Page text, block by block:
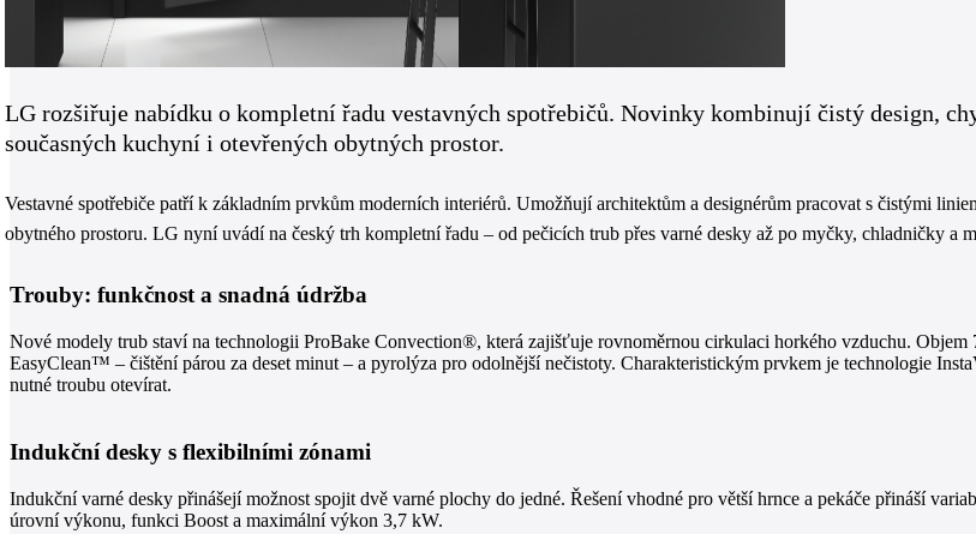
LG rozšiřuje nabídku o kompletní řadu vestavných spotřebičů. Novinky kombinují čistý design,
současných kuchyní i otevřených obytných prostor.
Vestavné spotřebiče patří k základním prvkům moderních interiérů. Umožňují architektům a designérům pracovat s čistými
obytného prostoru. LG nyní uvádí na český trh kompletní řadu – od pečicích trub přes varné desky až po myčky, chladničky a
Trouby: funkčnost a snadná údržba
Nové modely trub staví na technologii ProBake Convection®, která zajišťuje rovnoměrnou cirkulaci horkého vzduchu. Objem
EasyClean™ – čištění párou za deset minut – a pyrolýza pro odolnější nečistoty. Charakteristickým prvkem je technologie
nutné troubu otevírat.
Indukční desky s flexibilními zónami
Indukční varné desky přinášejí možnost spojit dvě varné plochy do jedné. Řešení vhodné pro větší hrnce a pekáče přináší
úrovní výkonu, funkci Boost a maximální výkon 3,7 kW.